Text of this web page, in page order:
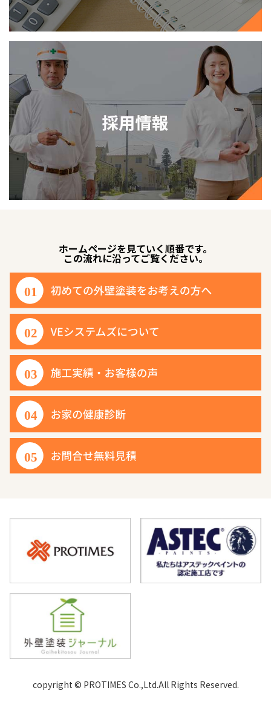
ホームページを見ていく順番です。
この流れに沿ってご覧ください。
copyright © PROTIMES Co.,Ltd.All Rights Reserved.